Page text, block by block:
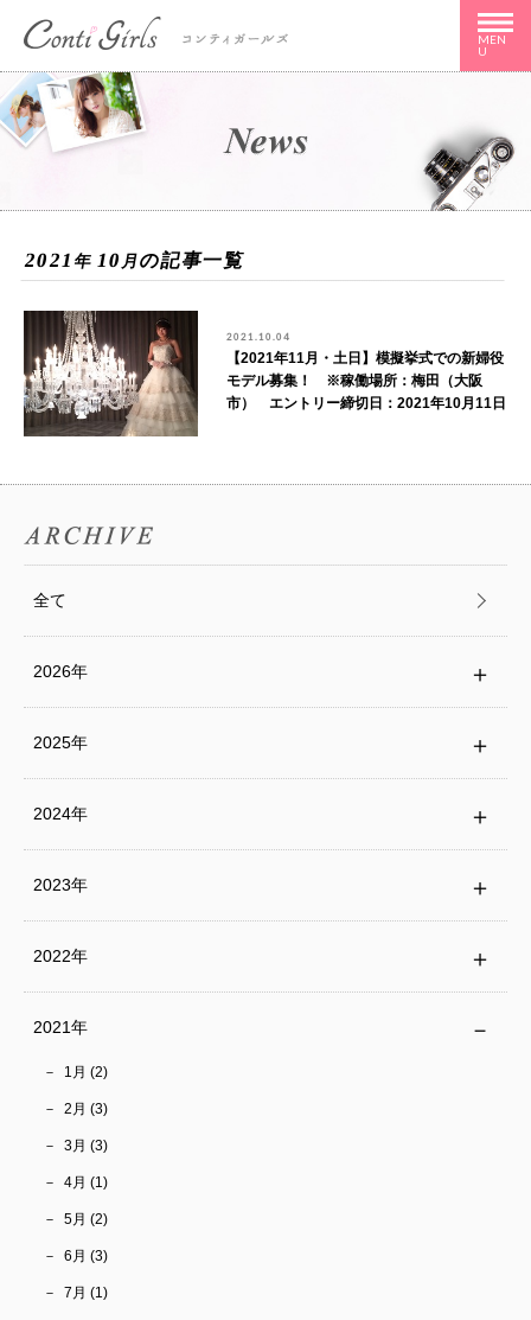
MEN
U
2021年 10月の記事一覧
2021.10.04
【2021年11月・土日】模擬挙式での新婦役
モデル募集！ ※稼働場所：梅田（大阪
市） エントリー締切日：2021年10月11日
全て
2026年
2025年
2024年
2023年
2022年
2021年
1月 (2)
2月 (3)
3月 (3)
4月 (1)
5月 (2)
6月 (3)
7月 (1)